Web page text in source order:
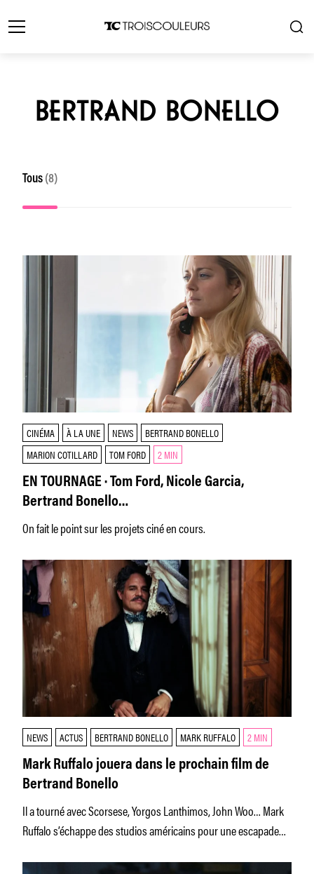
BERTRAND BONELLO
Tous (8)
CINÉMA À LA UNE NEWS
BERTRAND BONELLO
MARION COTILLARD
TOM FORD 2 MIN
EN TOURNAGE · Tom Ford, Nicole Garcia,
Bertrand Bonello…
On fait le point sur les projets ciné en cours.
NEWS ACTUS BERTRAND BONELLO MARK RUFFALO 2 MIN
Mark Ruffalo jouera dans le prochain film de
Bertrand Bonello
Il a tourné avec Scorsese, Yorgos Lanthimos, John Woo… Mark
Ruffalo s’échappe des studios américains pour une escapade